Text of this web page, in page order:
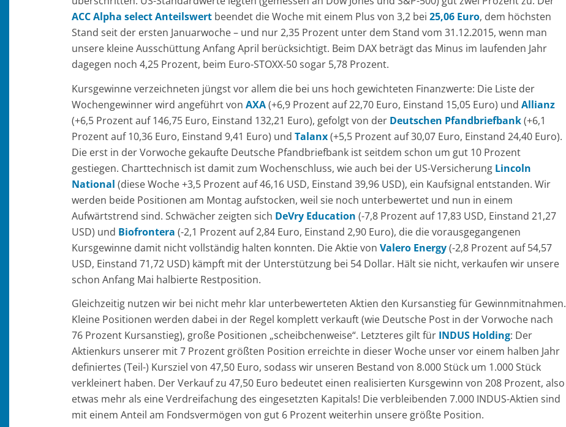
ACC Alpha select Anteilswert beendet die Woche mit einem Plus von 3,2 bei 25,06 Euro, dem höchsten
Stand seit der ersten Januarwoche – und nur 2,35 Prozent unter dem Stand vom 31.12.2015, wenn man
unsere kleine Ausschüttung Anfang April berücksichtigt. Beim DAX beträgt das Minus im laufenden Jahr
dagegen noch 4,25 Prozent, beim Euro-STOXX-50 sogar 5,78 Prozent.
Kursgewinne verzeichneten jüngst vor allem die bei uns hoch gewichteten Finanzwerte: Die Liste der
Wochengewinner wird angeführt von AXA(+6,9 Prozent auf 22,70 Euro, Einstand 15,05 Euro) und Allianz
(+6,5 Prozent auf 146,75 Euro, Einstand 132,21 Euro), gefolgt von der Deutschen Pfandbriefbank(+6,1
Prozent auf 10,36 Euro, Einstand 9,41 Euro) und Talanx(+5,5 Prozent auf 30,07 Euro, Einstand 24,40 Euro).
Die erst in der Vorwoche gekaufte Deutsche Pfandbriefbank ist seitdem schon um gut 10 Prozent
gestiegen. Charttechnisch ist damit zum Wochenschluss, wie auch bei der US-Versicherung Lincoln
National (diese Woche +3,5 Prozent auf 46,16 USD, Einstand 39,96 USD), ein Kaufsignal entstanden. Wir
werden beide Positionen am Montag aufstocken, weil sie noch unterbewertet und nun in einem
Aufwärtstrend sind. Schwächer zeigten sich DeVry Education (-7,8 Prozent auf 17,83 USD, Einstand 21,27
USD) und Biofrontera (-2,1 Prozent auf 2,84 Euro, Einstand 2,90 Euro), die die vorausgegangenen
Kursgewinne damit nicht vollständig halten konnten. Die Aktie von Valero Energy(-2,8 Prozent auf 54,57
USD, Einstand 71,72 USD) kämpft mit der Unterstützung bei 54 Dollar. Hält sie nicht, verkaufen wir unsere
schon Anfang Mai halbierte Restposition.
Gleichzeitig nutzen wir bei nicht mehr klar unterbewerteten Aktien den Kursanstieg für Gewinnmitnahmen.
Kleine Positionen werden dabei in der Regel komplett verkauft (wie Deutsche Post in der Vorwoche nach
76 Prozent Kursanstieg), große Positionen „scheibchenweise“. Letzteres gilt für INDUS Holding: Der
Aktienkurs unserer mit 7 Prozent größten Position erreichte in dieser Woche unser vor einem halben Jahr
definiertes (Teil-) Kursziel von 47,50 Euro, sodass wir unseren Bestand von 8.000 Stück um 1.000 Stück
verkleinert haben. Der Verkauf zu 47,50 Euro bedeutet einen realisierten Kursgewinn von 208 Prozent, also
etwas mehr als eine Verdreifachung des eingesetzten Kapitals! Die verbleibenden 7.000 INDUS-Aktien sind
mit einem Anteil am Fondsvermögen von gut 6 Prozent weiterhin unsere größte Position.